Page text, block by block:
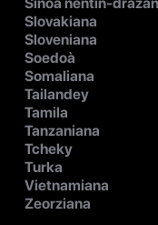
Slovakiana
Sloveniana
Soedoà
Somaliana
Tailandey
Tamila
Tanzaniana
Tcheky
Turka
Vietnamiana
Zeorziana